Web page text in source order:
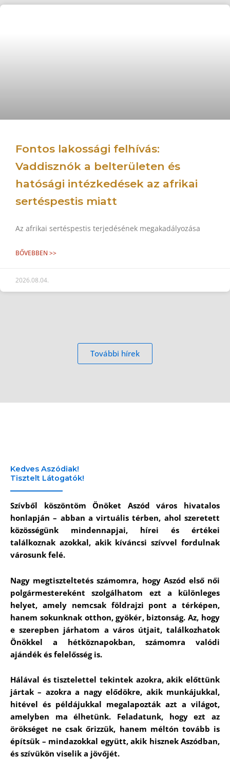
Fontos lakossági felhívás:
Vaddisznók a belterületen és
hatósági intézkedések az afrikai
sertéspestis miatt
Az afrikai sertéspestis terjedésének megakadályozása
BŐVEBBEN >>
2026.08.04.
További hírek
Kedves Aszódiak!
Tisztelt Látogatók!
Szívből köszöntöm Önöket Aszód város hivatalos
honlapján – abban a virtuális térben, ahol szeretett
közösségünk mindennapjai, hírei és értékei
találkoznak azokkal, akik kíváncsi szívvel fordulnak
városunk felé.
Nagy megtiszteltetés számomra, hogy Aszód első női
polgármestereként szolgálhatom ezt a különleges
helyet, amely nemcsak földrajzi pont a térképen,
hanem sokunknak otthon, gyökér, biztonság. Az, hogy
e szerepben járhatom a város útjait, találkozhatok
Önökkel a hétköznapokban, számomra valódi
ajándék és felelősség is.
Hálával és tisztelettel tekintek azokra, akik előttünk
jártak – azokra a nagy elődökre, akik munkájukkal,
hitével és példájukkal megalapozták azt a világot,
amelyben ma élhetünk. Feladatunk, hogy ezt az
örökséget ne csak őrizzük, hanem méltón tovább is
építsük – mindazokkal együtt, akik hisznek Aszódban,
és szívükön viselik a jövőjét.